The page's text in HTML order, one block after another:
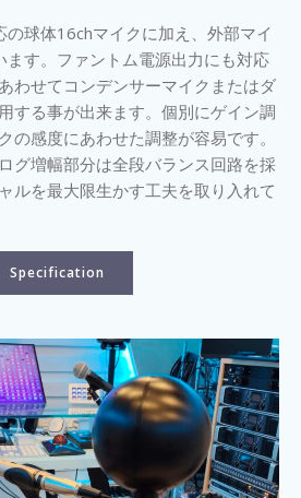
球体16chマイクに加え、外部マイ
ます。ファントム電源出力にも対応
わせてコンデンサーマイクまたはダ
する事が出来ます。個別にゲイン調
の感度にあわせた調整が容易です。
グ増幅部分は全段バランス回路を採
ルを最大限生かす工夫を取り入れて
Specification